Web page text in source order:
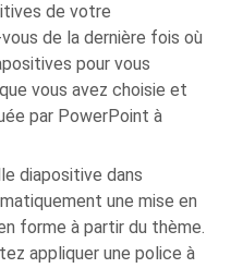
de votre
de la dernière fois où
pour vous
vous avez choisie et
par PowerPoint à
diapositive dans
une mise en
forme à partir du thème.
appliquer une police à